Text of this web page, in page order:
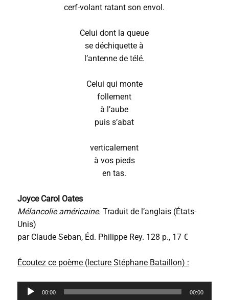
cerf-volant ratant son envol.
Celui dont la queue
se déchiquette à
l’antenne de télé.
Celui qui monte
follement
à l’aube
puis s’abat
verticalement
à vos pieds
en tas.
Joyce Carol Oates
Mélancolie américaine. Traduit de l’anglais (États-
Unis)
par Claude Seban, Éd. Philippe Rey. 128 p., 17 €
Écoutez ce poème (lecture Stéphane Bataillon) :
00:00 00:00